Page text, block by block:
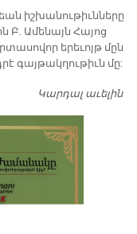
իշխանութիւնները
Բ. Ամենայն Հայոց
երեւոյթ մըն
գայթակղութիւն մը:
Կարդալ աւելին